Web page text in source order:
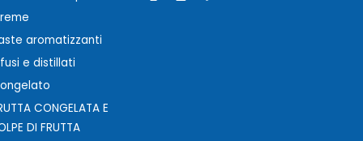
aromatizzanti
e distillati
CONGELATA E
DI FRUTTA